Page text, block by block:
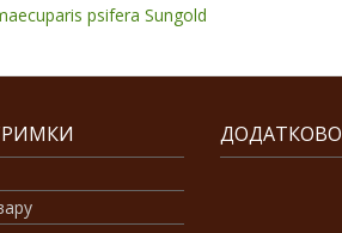
psifera Sungold
ДОДАТКОВО